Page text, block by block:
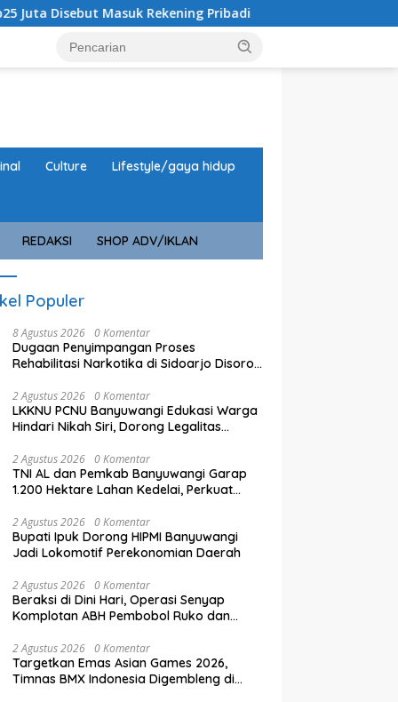
Rekening Pribadi URC Macan Blambangan
Culture Lifestyle/gaya hidup
REDAKSI SHOP ADV/IKLAN
Populer
8 Agustus 2026 0 Komentar
Dugaan Penyimpangan Proses
Rehabilitasi Narkotika di Sidoarjo Disorot,
Pribadi
2 Agustus 2026 0 Komentar
LKKNU PCNU Banyuwangi Edukasi Warga
Hindari Nikah Siri, Dorong Legalitas
2 Agustus 2026 0 Komentar
TNI AL dan Pemkab Banyuwangi Garap
1.200 Hektare Lahan Kedelai, Perkuat
2 Agustus 2026 0 Komentar
Bupati Ipuk Dorong HIPMI Banyuwangi
Jadi Lokomotif Perekonomian Daerah
2 Agustus 2026 0 Komentar
Beraksi di Dini Hari, Operasi Senyap
Komplotan ABH Pembobol Ruko dan
Blambangan
2 Agustus 2026 0 Komentar
Targetkan Emas Asian Games 2026,
Timnas BMX Indonesia Digembleng di